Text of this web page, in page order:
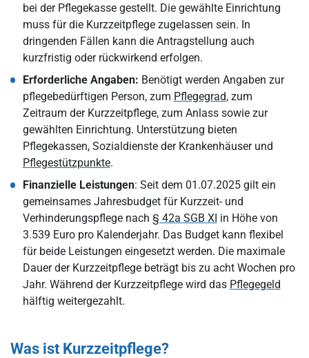
bei der Pflegekasse gestellt. Die gewählte Einrichtung
muss für die Kurzzeitpflege zugelassen sein. In
dringenden Fällen kann die Antragstellung auch
kurzfristig oder rückwirkend erfolgen.
Erforderliche Angaben: Benötigt werden Angaben zur
pflegebedürftigen Person, zum Pflegegrad, zum
Zeitraum der Kurzzeitpflege, zum Anlass sowie zur
gewählten Einrichtung. Unterstützung bieten
Pflegekassen, Sozialdienste der Krankenhäuser und
Pflegestützpunkte.
Finanzielle Leistungen: Seit dem 01.07.2025 gilt ein
gemeinsames Jahresbudget für Kurzzeit- und
Verhinderungspflege nach § 42a SGB XI in Höhe von
3.539 Euro pro Kalenderjahr. Das Budget kann flexibel
für beide Leistungen eingesetzt werden. Die maximale
Dauer der Kurzzeitpflege beträgt bis zu acht Wochen pro
Jahr. Während der Kurzzeitpflege wird das Pflegegeld
hälftig weitergezahlt.
Was ist Kurzzeitpflege?